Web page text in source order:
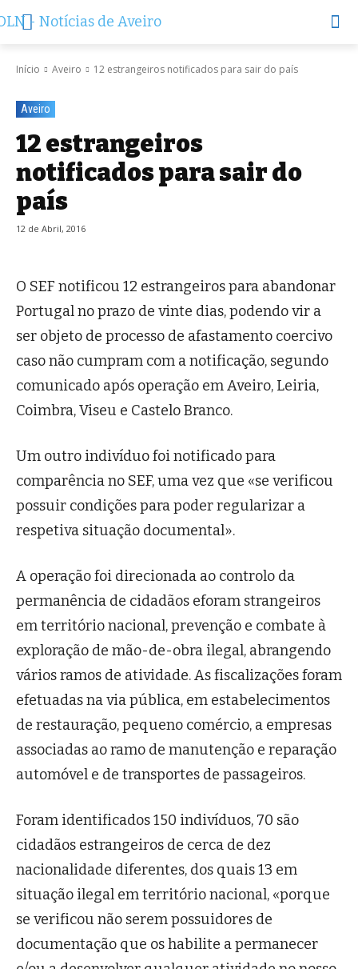
Início Aveiro 12 estrangeiros notificados para sair do país
Aveiro
12 estrangeiros
notificados para sair do
país
12 de Abril, 2016
O SEF notificou 12 estrangeiros para abandonar
Portugal no prazo de vinte dias, podendo vir a
ser objeto de processo de afastamento coercivo
caso não cumpram com a notificação, segundo
comunicado após operação em Aveiro, Leiria,
Coimbra, Viseu e Castelo Branco.
Um outro indivíduo foi notificado para
comparência no SEF, uma vez que «se verificou
possuir condições para poder regularizar a
respetiva situação documental».
A operação foi direcionada ao controlo da
permanência de cidadãos eforam strangeiros
em território nacional, prevenção e combate à
exploração de mão-de-obra ilegal, abrangendo
vários ramos de atividade. As fiscalizações foram
efetuadas na via pública, em estabelecimentos
de restauração, pequeno comércio, a empresas
associadas ao ramo de manutenção e reparação
automóvel e de transportes de passageiros.
Foram identificados 150 indivíduos, 70 são
cidadãos estrangeiros de cerca de dez
nacionalidade diferentes, dos quais 13 em
situação ilegal em território nacional, «porque
se verificou não serem possuidores de
documentação que os habilite a permanecer